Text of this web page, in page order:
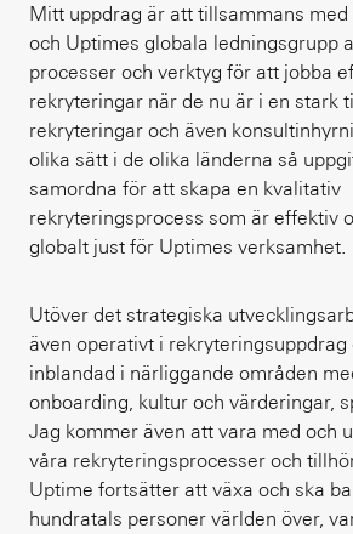
Mitt uppdrag är att tillsammans
och Uptimes globala ledningsgrupp
processer och verktyg för att jobba
rekryteringar när de nu är i en stark
rekryteringar och även
olika sätt i de olika länderna så
samordna för att skapa en kvalitativ
rekryteringsprocess som är effektiv
globalt just för Uptimes verksamhet.
Utöver det strategiska
även operativt i rekryteringsuppdrag
inblandad i närliggande områden
onboarding, kultur och värderingar,
Jag kommer även att vara med och
våra rekryteringsprocesser och
Uptime fortsätter att växa och ska
hundratals personer världen över,